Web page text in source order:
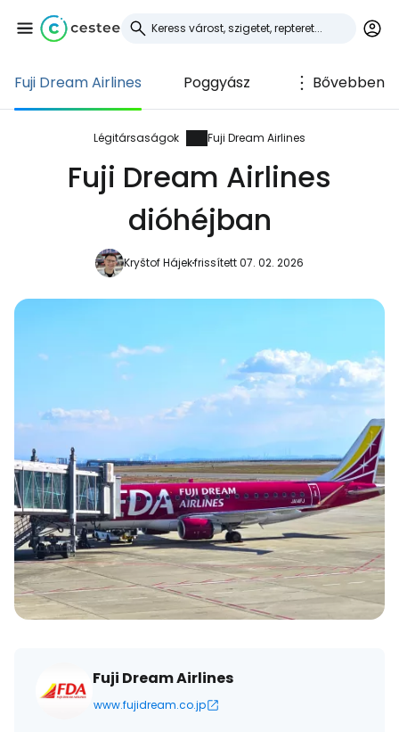
Fuji Dream Airlines Poggyász Bővebben
Légitársaságok Fuji Dream Airlines
Fuji Dream Airlines
dióhéjban
Kryštof Hájekfrissített 07. 02. 2026
Fuji Dream Airlines
www.fujidream.co.jp
Bejelentkezés a
Cestee-be
... az utazási közösség világszerte
Folytatás a Google-lal
Folytassa e-mailben